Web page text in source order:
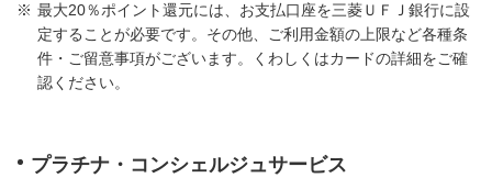
最大20％ポイント還元には、お支払口座を三菱ＵＦＪ銀行に設
定することが必要です。その他、ご利用金額の上限など各種条
件・ご留意事項がございます。くわしくはカードの詳細をご確
認ください。
プラチナ・コンシェルジュサービス